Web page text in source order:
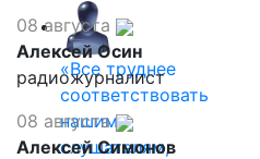
«Все труднее
соответствовать
нашим
слушателям,
08 августа
Алексей Осин
радиожурналист
08 августа
Алексей Симонов